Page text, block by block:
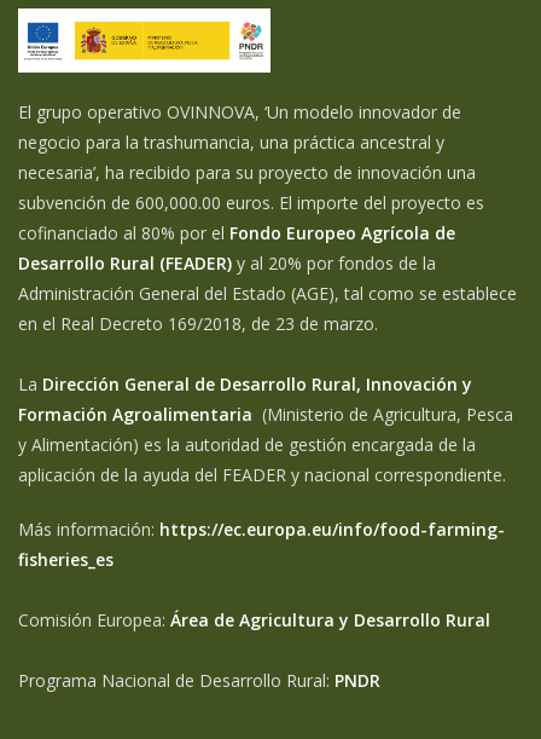
El grupo operativo OVINNOVA, ‘Un modelo innovador de
negocio para la trashumancia, una práctica ancestral y
necesaria’, ha recibido para su proyecto de innovación una
subvención de 600,000.00 euros. El importe del proyecto es
cofinanciado al 80% por el Fondo Europeo Agrícola de
Desarrollo Rural (FEADER) y al 20% por fondos de la
Administración General del Estado (AGE), tal como se establece
en el Real Decreto 169/2018, de 23 de marzo.
La Dirección General de Desarrollo Rural, Innovación y
Formación Agroalimentaria (Ministerio de Agricultura, Pesca
y Alimentación) es la autoridad de gestión encargada de la
aplicación de la ayuda del FEADER y nacional correspondiente.
Más información: https://ec.europa.eu/info/food-farming-
fisheries_es
Comisión Europea: Área de Agricultura y Desarrollo Rural
Programa Nacional de Desarrollo Rural: PNDR